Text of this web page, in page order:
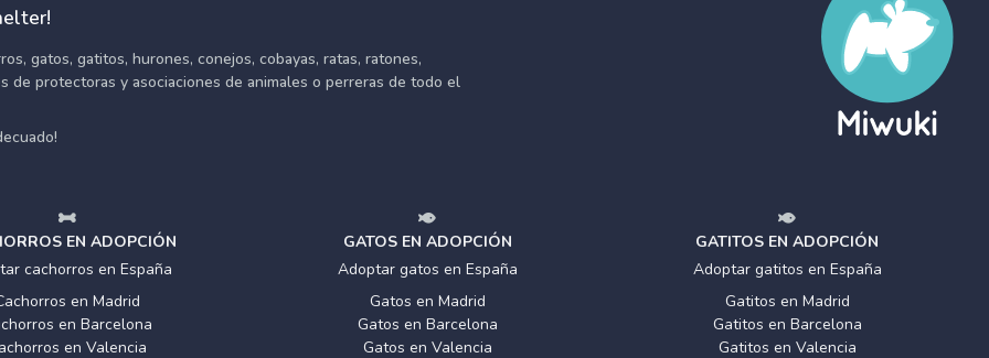
gatos, gatitos, hurones, conejos, cobayas, ratas, ratones,
de protectoras y asociaciones de animales o perreras de todo el
EN ADOPCIÓN
cachorros en España
en Madrid
en Barcelona
en Valencia
GATOS EN ADOPCIÓN
Adoptar gatos en España
Gatos en Madrid
Gatos en Barcelona
Gatos en Valencia
GATITOS EN ADOPCIÓN
Adoptar gatitos en España
Gatitos en Madrid
Gatitos en Barcelona
Gatitos en Valencia